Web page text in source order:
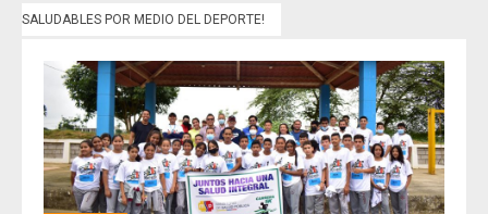
SALUDABLES POR MEDIO DEL DEPORTE!